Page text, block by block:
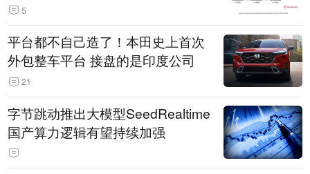
5
平台都不自己造了！本田史上首次
外包整车平台 接盘的是印度公司
21
字节跳动推出大模型SeedRealtime
国产算力逻辑有望持续加强